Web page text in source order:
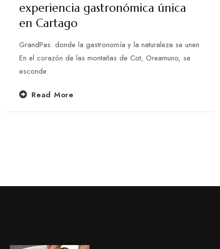
experiencia gastronómica única
en Cartago
GrandPas: donde la gastronomía y la naturaleza se unen
En el corazón de las montañas de Cot, Oreamuno, se
esconde
Read More